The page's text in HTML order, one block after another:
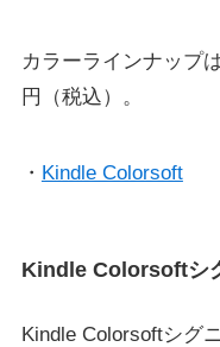
カラーラインナップ
円（税込）。
・ Kindle Colorsoft
Kindle Colorsoftシ
Kindle Colorsoftシグ